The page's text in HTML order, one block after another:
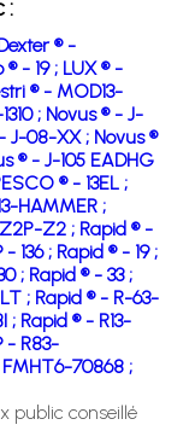
:
® -
® - 19 ; LUX ® -
® - MOD13-
; Novus ® - J-
J-08-XX ; Novus ®
® - J-105 EADHG
® - 13EL ;
HAMMER ;
Z2 ; Rapid ® -
- 136 ; Rapid ® - 19 ;
; Rapid ® - 33 ;
; Rapid ® - R-63-
; Rapid ® - R13-
- R83-
70868 ;
public conseillé